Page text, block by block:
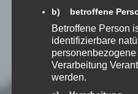
zu, dass meine
gespeichert
Benachrichtige
nachfolgende
b) betroffene
Betroffene Person
identifizierbare
Verarbeitung
werden.